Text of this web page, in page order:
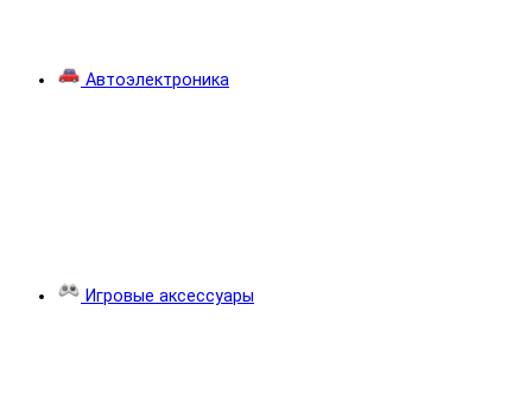
Автоэлектроника
Игровые аксессуары